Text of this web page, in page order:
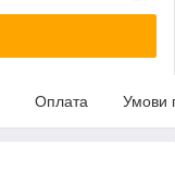
Оплата Умови